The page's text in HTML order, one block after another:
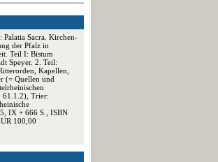
Palatia Sacra. Kirchen-
der Pfalz in
Teil I: Bistum
Speyer. 2. Teil:
Kapellen,
(= Quellen und
61.1.2), Trier:
IX + 666 S., ISBN
100,00